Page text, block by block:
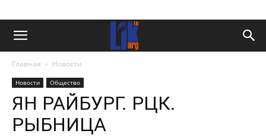
Главная Новости
Новости Общество
ЯН РАЙБУРГ. РЦК.
РЫБНИЦА